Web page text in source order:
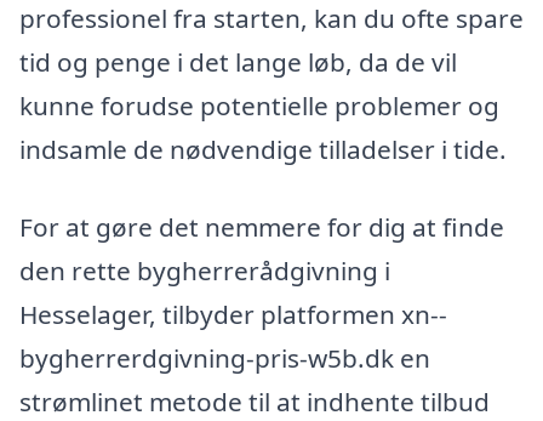
professionel fra starten, kan du ofte spare
tid og penge i det lange løb, da de vil
kunne forudse potentielle problemer og
indsamle de nødvendige tilladelser i tide.
For at gøre det nemmere for dig at finde
den rette bygherrerådgivning i
Hesselager, tilbyder platformen xn--
bygherrerdgivning-pris-w5b.dk en
strømlinet metode til at indhente tilbud